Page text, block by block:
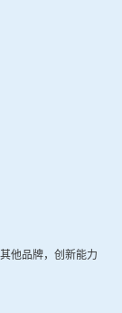
他品牌，创新能力